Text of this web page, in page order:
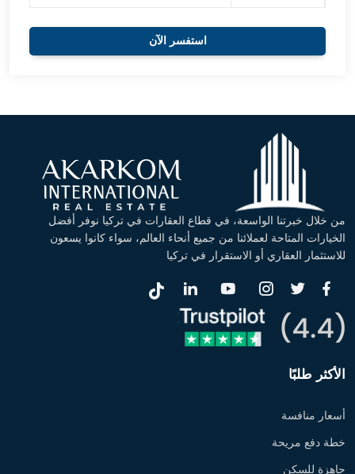
استفسر الآن
من خلال خبرتنا الواسعة، في قطاع العقارات في تركيا نوفر أفضل
الخيارات المتاحة لعملائنا من جميع أنحاء العالم، سواء كانوا يسعون
للاستثمار العقاري أو الاستقرار في تركيا
الأكثر طلبًا
أسعار منافسة
خطة دفع مريحة
جاهزة للسكن